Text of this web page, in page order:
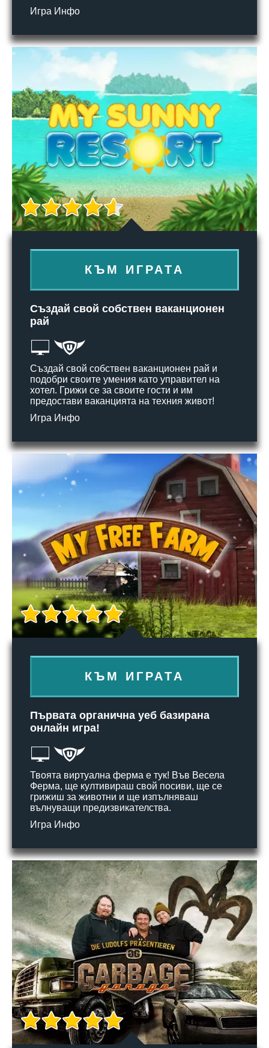
Игра Инфо
КЪМ ИГРАТА
Създай свой собствен ваканционен
рай
Създай свой собствен ваканционен рай и
подобри своите умения като управител на
хотел. Грижи се за своите гости и им
предостави ваканцията на техния живот!
Игра Инфо
КЪМ ИГРАТА
Първата органична уеб базирана
онлайн игра!
Твоята виртуална ферма е тук! Във Весела
Ферма, ще култивираш свой посиви, ще се
грижиш за животни и ще изпълняваш
вълнуващи предизвикателства.
Игра Инфо